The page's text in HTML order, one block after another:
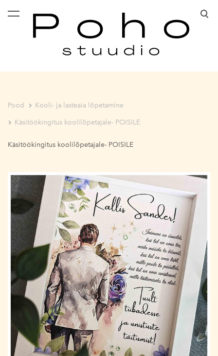
lisati ostukorvi.
Pood Kooli- ja lasteaia lõpetamine
Käsitöökingitus koolilõpetajale- POISILE
Käsitöökingitus koolilõpetajale- POISILE